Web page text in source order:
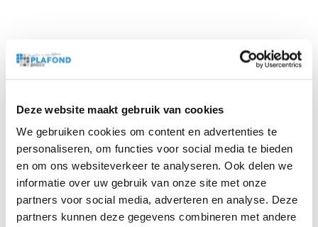
Deze website maakt gebruik van cookies
We gebruiken cookies om content en advertenties te
personaliseren, om functies voor social media te bieden
en om ons websiteverkeer te analyseren. Ook delen we
informatie over uw gebruik van onze site met onze
partners voor social media, adverteren en analyse. Deze
partners kunnen deze gegevens combineren met andere
Beschrijving
hoeklijn wordt met de onder zijde ca. 5 mm lager
tegen de kantlat gemonteerd. In de hoeklijn worden de
profielen en plafondplaten gelegd die tussen
het profiel en de muur komen. De hoeklijn is het dragende
profiel aan de muur.